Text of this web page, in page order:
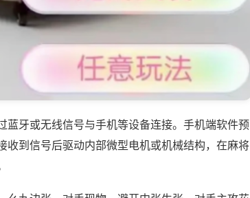
蓝牙或无线信号与手机等设备连接。手机端软件预
到信号后驱动内部微型电机或机械结构，在麻将